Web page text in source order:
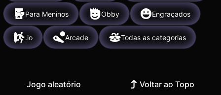
Para Meninos Obby Engraçados
.io Arcade Todas as categorias
Jogo aleatório Voltar ao Topo